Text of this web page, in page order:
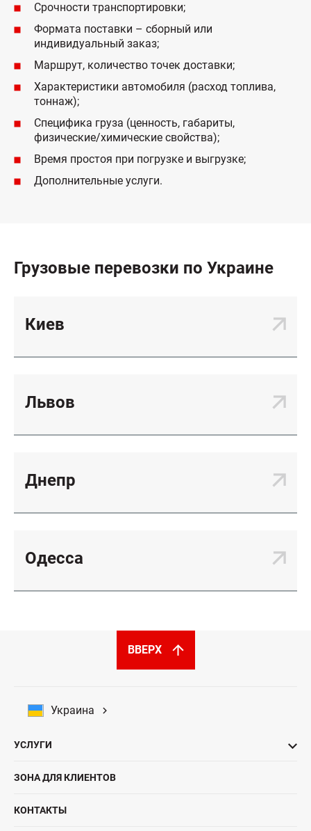
Срочности транспортировки;
Формата поставки – сборный или
индивидуальный заказ;
Маршрут, количество точек доставки;
Характеристики автомобиля (расход топлива,
тоннаж);
Специфика груза (ценность, габариты,
физические/химические свойства);
Время простоя при погрузке и выгрузке;
Дополнительные услуги.
Грузовые перевозки по Украине
Киев
Львов
Днепр
Одесса
Украина
ВВЕРХ
УСЛУГИ
ЗОНА ДЛЯ КЛИЕНТОВ
КОНТАКТЫ